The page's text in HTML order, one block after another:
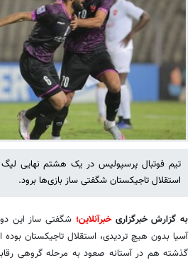
تیم فوتبال پرسپولیس در یک هشتم نهایی لیگ
استقلال تاجیکستان شگفتی ساز بازی‌ها برود.
به گزارش خبرگزاری خبرآنلاین؛ شگفتی ساز این
آسیا بدون هیچ تردیدی، استقلال تاجیکستان
گذشته هم در آستانه صعود به مرحله گروهی